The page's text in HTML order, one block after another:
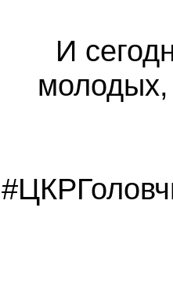
И
молодых,